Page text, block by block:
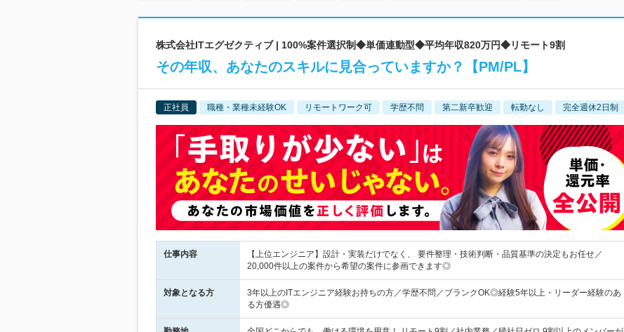
株式会社ITエグゼクティブ | 100%案件選択制◆単価連動型◆平均年収820万円◆リモート9割
その年収、あなたのスキルに見合っていますか？【PM/PL】
正社員 職種・業種未経験OK リモートワーク可 学歴不問 第二新卒歓迎 転勤なし 完全週休2日制
仕事内容
【上位エンジニア】設計・実装だけでなく、 要件整理・技術判断・品質基準の決定もお任せ／
20,000件以上の案件から希望の案件に参画できます◎
対象となる方
3年以上のITエンジニア経験お持ちの方／学歴不問／ブランクOK◎経験5年以上・リーダー経験のあ
る方優遇◎